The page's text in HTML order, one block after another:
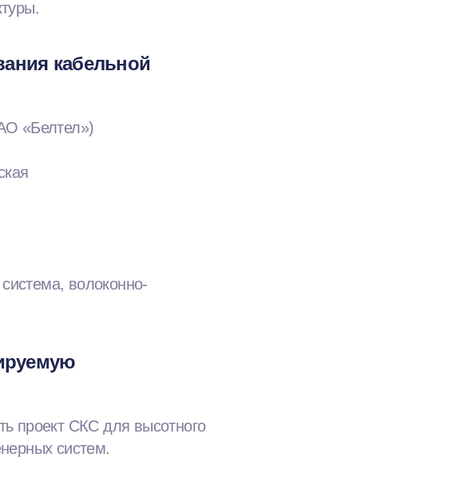
кабельной
«Белтел»)
волоконно-
проект СКС для высотного
систем.